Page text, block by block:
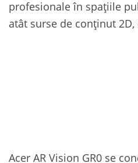
profesionale în spațiile
atât surse de conținut 2D,
Acer AR Vision GR0 se